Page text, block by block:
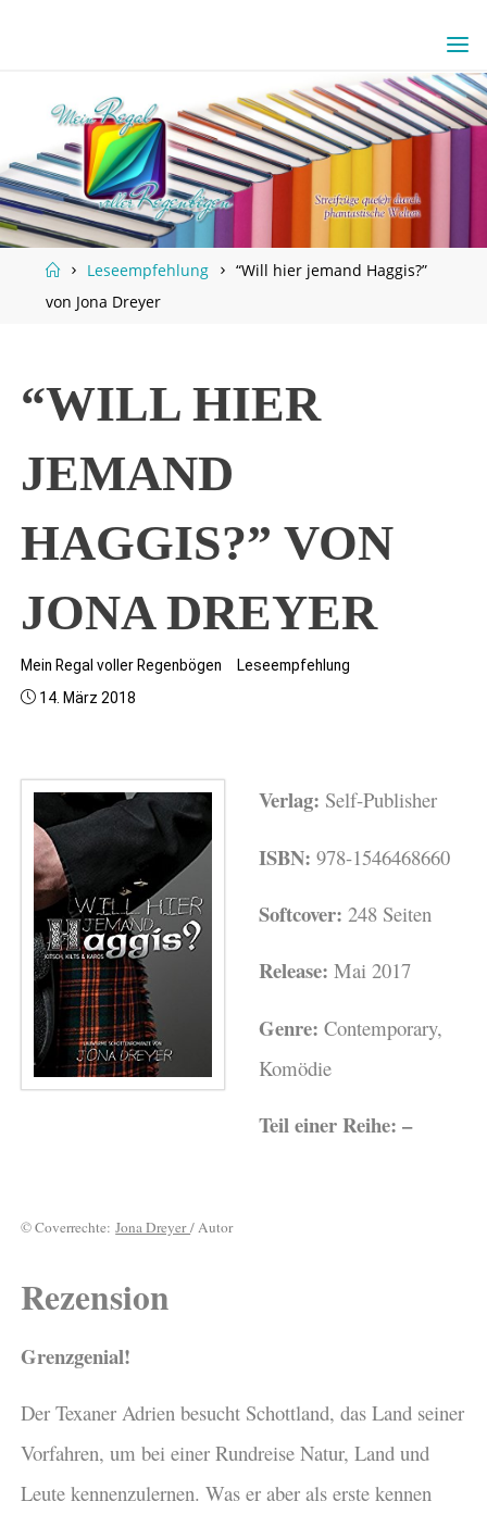
HomeLeseempfehlung
“Will hier jemand Haggis?”
von Jona Dreyer
“WILL HIER
JEMAND
HAGGIS?” VON
JONA DREYER
Mein Regal voller Regenbögen
Leseempfehlung
14. März 2018
Verlag: Self-Publisher
ISBN: 978-1546468660
Softcover: 248 Seiten
Release: Mai 2017
Genre: Contemporary,
Komödie
Teil einer Reihe: –
© Coverrechte:Jona Dreyer/ Autor
Rezension
Grenzgenial!
Der Texaner Adrien besucht Schottland, das Land seiner
Vorfahren, um bei einer Rundreise Natur, Land und
Leute kennenzulernen. Was er aber als erste kennen